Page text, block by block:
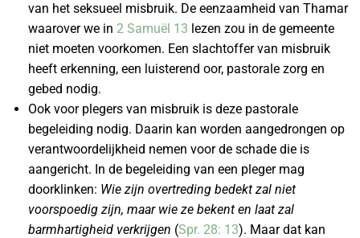
van het seksueel misbruik. De eenzaamheid van Thamar
waarover we in 2 Samuël 13 lezen zou in de gemeente
niet moeten voorkomen. Een slachtoffer van misbruik
heeft erkenning, een luisterend oor, pastorale zorg en
gebed nodig.
Ook voor plegers van misbruik is deze pastorale
begeleiding nodig. Daarin kan worden aangedrongen op
verantwoordelijkheid nemen voor de schade die is
aangericht. In de begeleiding van een pleger mag
doorklinken: Wie zijn overtreding bedekt zal niet
voorspoedig zijn, maar wie ze bekent en laat zal
barmhartigheid verkrijgen (Spr. 28: 13). Maar dat kan